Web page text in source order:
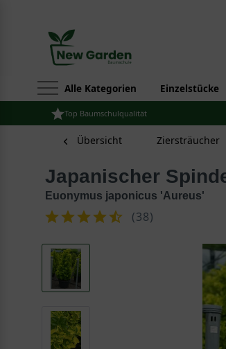
Alle Kategorien Einzelstücke
Top Baumschulqualität
Übersicht Ziersträucher
Japanischer
Euonymus japonicus 'Aureus'
(38)